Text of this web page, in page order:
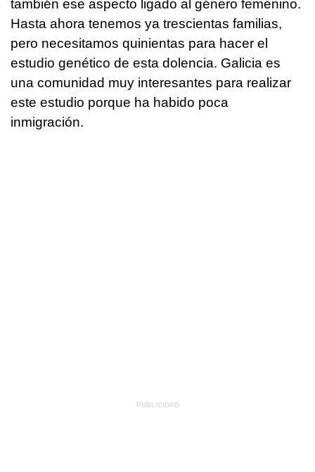
también ese aspecto ligado al género femenino.
Hasta ahora tenemos ya trescientas familias,
pero necesitamos quinientas para hacer el
estudio genético de esta dolencia. Galicia es
una comunidad muy interesantes para realizar
este estudio porque ha habido poca
inmigración.